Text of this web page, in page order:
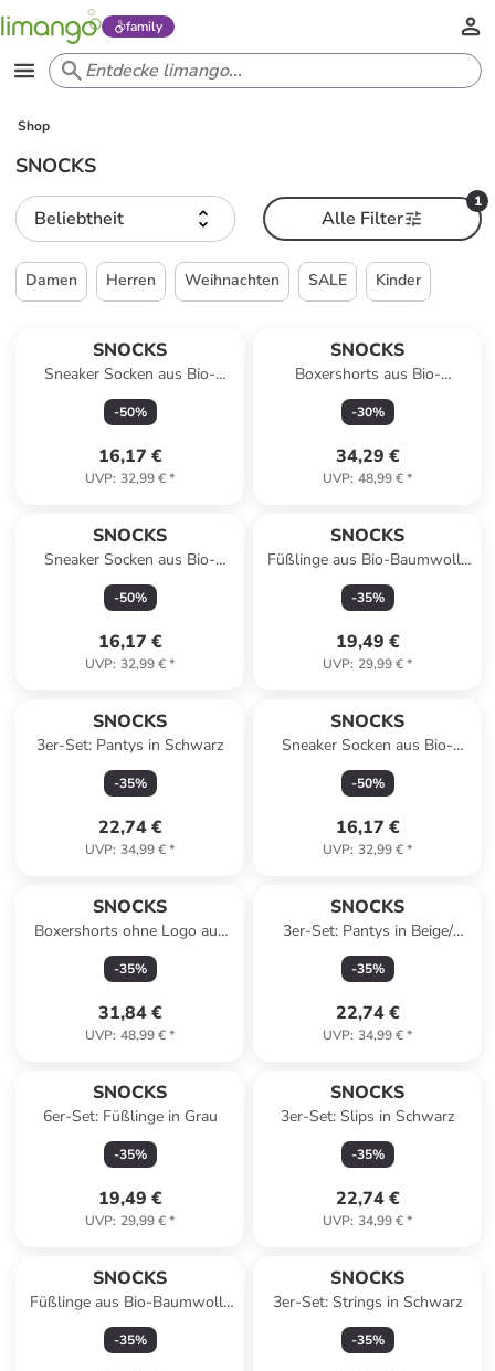
family
Shop
SNOCKS
Beliebtheit
1
Alle Filter
Damen Herren Weihnachten SALE Kinder
SNOCKS
Sneaker Socken aus Bio-
Baumwolle 6 Paar in Weiß
-50%
16,17 €
UVP: 32,99 €*
SNOCKS
Boxershorts aus Bio-
Baumwolle 6 Stück in
Schwarz
-30%
34,29 €
UVP: 48,99 €*
SNOCKS
Sneaker Socken aus Bio-
Baumwolle 6 Paar in Mix
(Schwarz/Weiß/Grau)
-50%
16,17 €
UVP: 32,99 €*
SNOCKS
Füßlinge aus Bio-Baumwolle
6 Paar in Weiß
-35%
19,49 €
UVP: 29,99 €*
SNOCKS
3er-Set: Pantys in Schwarz
-35%
22,74 €
UVP: 34,99 €*
SNOCKS
Sneaker Socken aus Bio-
Baumwolle 6 Paar in Schwarz
-50%
16,17 €
UVP: 32,99 €*
SNOCKS
Boxershorts ohne Logo aus
Bio-Baumwolle 6 Stück in
Schwarz
-35%
31,84 €
UVP: 48,99 €*
SNOCKS
3er-Set: Pantys in Beige/
Grau/ Schwarz
-35%
22,74 €
UVP: 34,99 €*
SNOCKS
6er-Set: Füßlinge in Grau
-35%
19,49 €
UVP: 29,99 €*
SNOCKS
3er-Set: Slips in Schwarz
-35%
22,74 €
UVP: 34,99 €*
SNOCKS
Füßlinge aus Bio-Baumwolle
6 Paar in Schwarz
-35%
SNOCKS
3er-Set: Strings in Schwarz
-35%